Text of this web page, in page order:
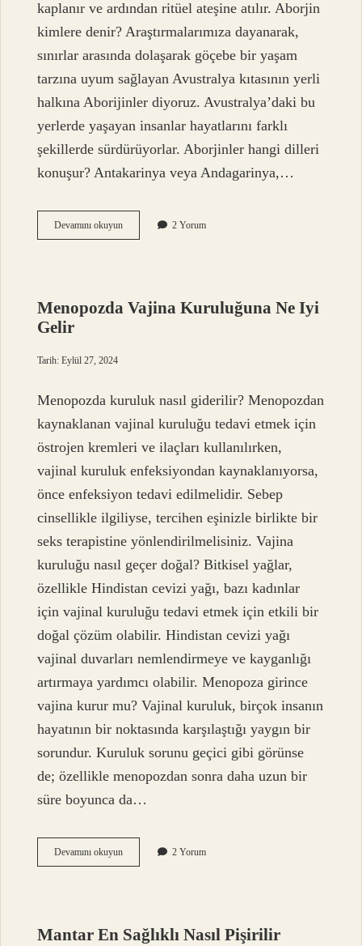
kaplanır ve ardından ritüel ateşine atılır. Aborjin
kimlere denir? Araştırmalarımıza dayanarak,
sınırlar arasında dolaşarak göçebe bir yaşam
tarzına uyum sağlayan Avustralya kıtasının yerli
halkına Aborijinler diyoruz. Avustralya’daki bu
yerlerde yaşayan insanlar hayatlarını farklı
şekillerde sürdürüyorlar. Aborjinler hangi dilleri
konuşur? Antakarinya veya Andagarinya,…
Devamını okuyunAborjinler
Neye
2 Yorum
Menopozda Vajina Kuruluğuna Ne Iyi
Gelir
Tarih: Eylül 27, 2024
Menopozda kuruluk nasıl giderilir? Menopozdan
kaynaklanan vajinal kuruluğu tedavi etmek için
östrojen kremleri ve ilaçları kullanılırken,
vajinal kuruluk enfeksiyondan kaynaklanıyorsa,
önce enfeksiyon tedavi edilmelidir. Sebep
cinsellikle ilgiliyse, tercihen eşinizle birlikte bir
seks terapistine yönlendirilmelisiniz. Vajina
kuruluğu nasıl geçer doğal? Bitkisel yağlar,
özellikle Hindistan cevizi yağı, bazı kadınlar
için vajinal kuruluğu tedavi etmek için etkili bir
doğal çözüm olabilir. Hindistan cevizi yağı
vajinal duvarları nemlendirmeye ve kayganlığı
artırmaya yardımcı olabilir. Menopoza girince
vajina kurur mu? Vajinal kuruluk, birçok insanın
hayatının bir noktasında karşılaştığı yaygın bir
sorundur. Kuruluk sorunu geçici gibi görünse
de; özellikle menopozdan sonra daha uzun bir
süre boyunca da…
Devamını okuyunMenopozda
Vajina
2 Yorum
Mantar En Sağlıklı Nasıl Pişirilir